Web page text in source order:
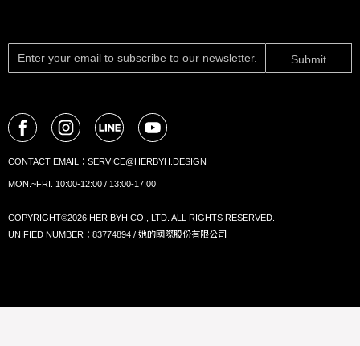
Submit
CONTACT EMAIL： SERVICE@HERBYH.DESIGN
MON.~FRI. 10:00-12:00 / 13:00-17:00
COPYRIGHT©2026 HER BYH CO., LTD. ALL RIGHTS RESERVED.
UNIFIED NUMBER：83774894 / 她的國際股份有限公司